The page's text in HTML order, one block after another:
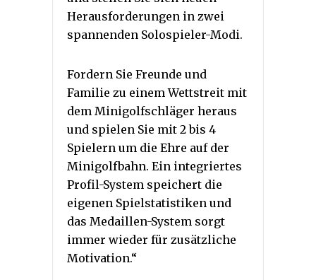
Herausforderungen in zwei
spannenden Solospieler-Modi.
Fordern Sie Freunde und
Familie zu einem Wettstreit mit
dem Minigolfschläger heraus
und spielen Sie mit 2 bis 4
Spielern um die Ehre auf der
Minigolfbahn. Ein integriertes
Profil-System speichert die
eigenen Spielstatistiken und
das Medaillen-System sorgt
immer wieder für zusätzliche
Motivation.“